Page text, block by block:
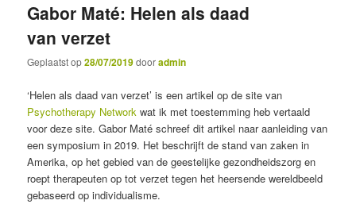
Gabor Maté: Helen als daad
van verzet
Geplaatst op28/07/2019dooradmin
‘Helen als daad van verzet’ is een artikel op de site van
Psychotherapy Network wat ik met toestemming heb vertaald
voor deze site. Gabor Maté schreef dit artikel naar aanleiding van
een symposium in 2019. Het beschrijft de stand van zaken in
Amerika, op het gebied van de geestelijke gezondheidszorg en
roept therapeuten op tot verzet tegen het heersende wereldbeeld
gebaseerd op individualisme.